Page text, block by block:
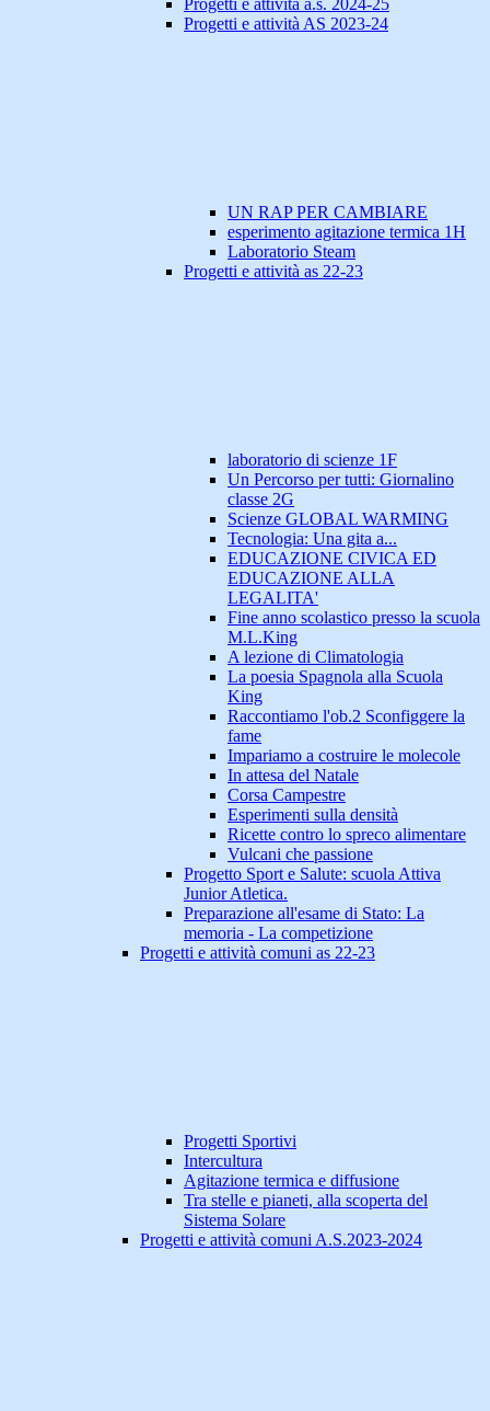
Progetti e attività a.s. 2024-25
Progetti e attività AS 2023-24
UN RAP PER CAMBIARE
esperimento agitazione termica 1H
Laboratorio Steam
Progetti e attività as 22-23
laboratorio di scienze 1F
Un Percorso per tutti: Giornalino
classe 2G
Scienze GLOBAL WARMING
Tecnologia: Una gita a...
EDUCAZIONE CIVICA ED
EDUCAZIONE ALLA
LEGALITA'
Fine anno scolastico presso la scuola
M.L.King
A lezione di Climatologia
La poesia Spagnola alla Scuola
King
Raccontiamo l'ob.2 Sconfiggere la
fame
Impariamo a costruire le molecole
In attesa del Natale
Corsa Campestre
Esperimenti sulla densità
Ricette contro lo spreco alimentare
Vulcani che passione
Progetto Sport e Salute: scuola Attiva
Junior Atletica.
Preparazione all'esame di Stato: La
memoria - La competizione
Progetti e attività comuni as 22-23
Progetti Sportivi
Intercultura
Agitazione termica e diffusione
Tra stelle e pianeti, alla scoperta del
Sistema Solare
Progetti e attività comuni A.S.2023-2024